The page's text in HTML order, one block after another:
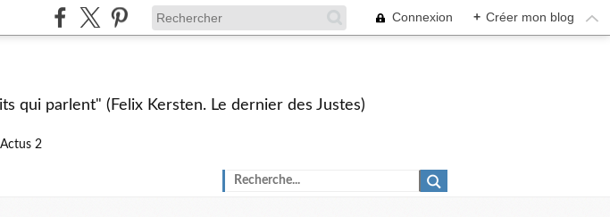
Connexion + Créer mon blog
qui parlent" (Felix Kersten. Le dernier des Justes)
2